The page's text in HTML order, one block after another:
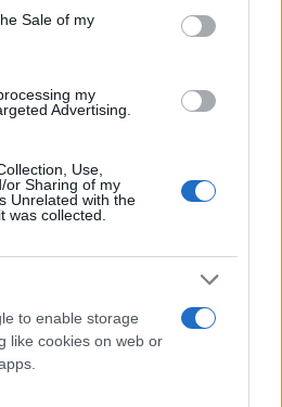
Sale of my
my
Advertising.
Use,
or Sharing of my
Unrelated with the
was collected.
to enable storage
like cookies on web or